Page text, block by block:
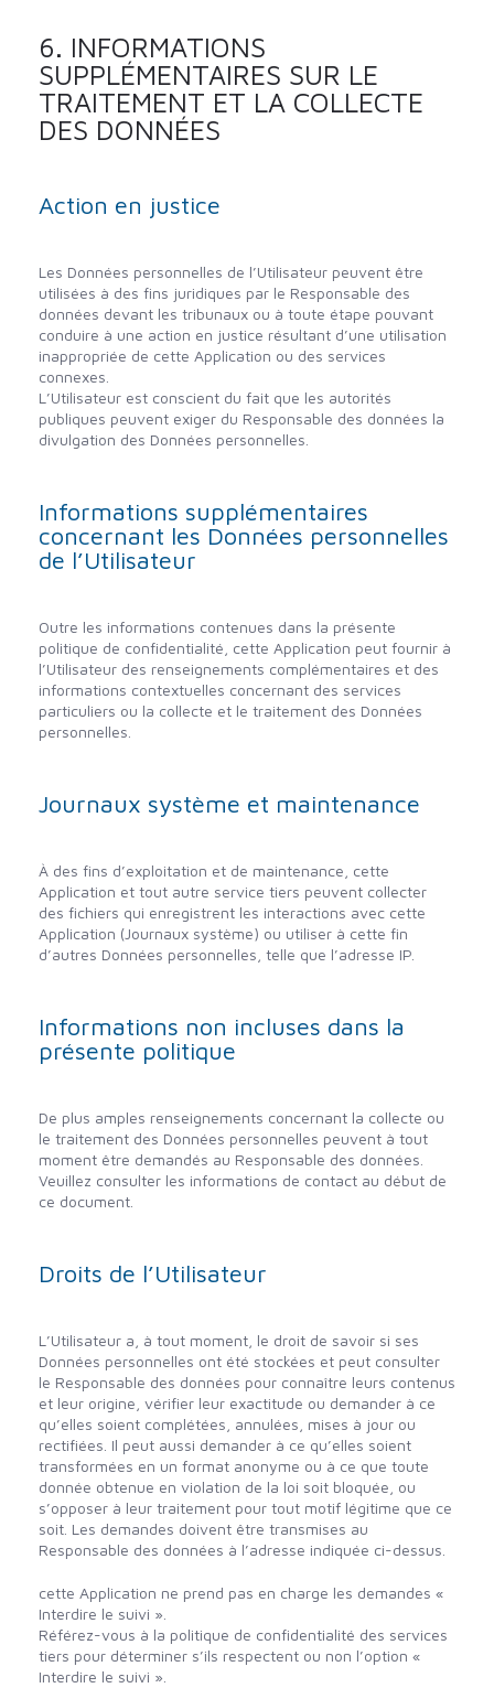
6. INFORMATIONS
SUPPLÉMENTAIRES SUR LE
TRAITEMENT ET LA COLLECTE
DES DONNÉES
Action en justice
Les Données personnelles de l’Utilisateur peuvent être
utilisées à des fins juridiques par le Responsable des
données devant les tribunaux ou à toute étape pouvant
conduire à une action en justice résultant d’une utilisation
inappropriée de cette Application ou des services
connexes.
L’Utilisateur est conscient du fait que les autorités
publiques peuvent exiger du Responsable des données la
divulgation des Données personnelles.
Informations supplémentaires
concernant les Données personnelles
de l’Utilisateur
Outre les informations contenues dans la présente
politique de confidentialité, cette Application peut fournir à
l’Utilisateur des renseignements complémentaires et des
informations contextuelles concernant des services
particuliers ou la collecte et le traitement des Données
personnelles.
Journaux système et maintenance
À des fins d’exploitation et de maintenance, cette
Application et tout autre service tiers peuvent collecter
des fichiers qui enregistrent les interactions avec cette
Application (Journaux système) ou utiliser à cette fin
d’autres Données personnelles, telle que l’adresse IP.
Informations non incluses dans la
présente politique
De plus amples renseignements concernant la collecte ou
le traitement des Données personnelles peuvent à tout
moment être demandés au Responsable des données.
Veuillez consulter les informations de contact au début de
ce document.
Droits de l’Utilisateur
L’Utilisateur a, à tout moment, le droit de savoir si ses
Données personnelles ont été stockées et peut consulter
le Responsable des données pour connaître leurs contenus
et leur origine, vérifier leur exactitude ou demander à ce
qu’elles soient complétées, annulées, mises à jour ou
rectifiées. Il peut aussi demander à ce qu’elles soient
transformées en un format anonyme ou à ce que toute
donnée obtenue en violation de la loi soit bloquée, ou
s’opposer à leur traitement pour tout motif légitime que ce
soit. Les demandes doivent être transmises au
Responsable des données à l’adresse indiquée ci-dessus.
cette Application ne prend pas en charge les demandes «
Interdire le suivi ».
Référez-vous à la politique de confidentialité des services
tiers pour déterminer s’ils respectent ou non l’option «
Interdire le suivi ».